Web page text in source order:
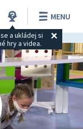
a ukládej si
hry a videa.
MENU